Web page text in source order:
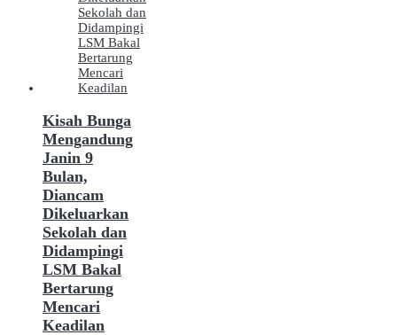
Kisah Bunga
Mengandung
Janin 9
Bulan,
Diancam
Dikeluarkan
Sekolah dan
Didampingi
LSM Bakal
Bertarung
Mencari
Keadilan